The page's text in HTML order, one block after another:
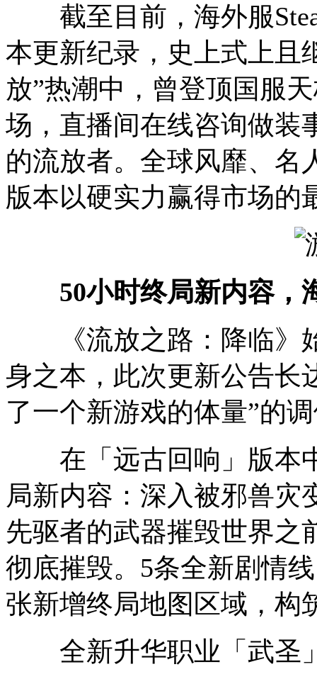
截至目前，海外服
本更新纪录，史上式上且
放”热潮中， 曾登顶国服
场，直播间在线咨询做装
的流放者。全球风靡、名
版本以硬实力赢得市场的
50小时终局新内容，
《流放之路：降临》
身之本，此次更新公告长
了一个新游戏的体量”的
在「远古回响」版本
局新内容：深入被邪兽灾
先驱者的武器摧毁世界之
彻底摧毁。5条全新剧情
张新增终局地图区域，构
全新升华职业「武圣